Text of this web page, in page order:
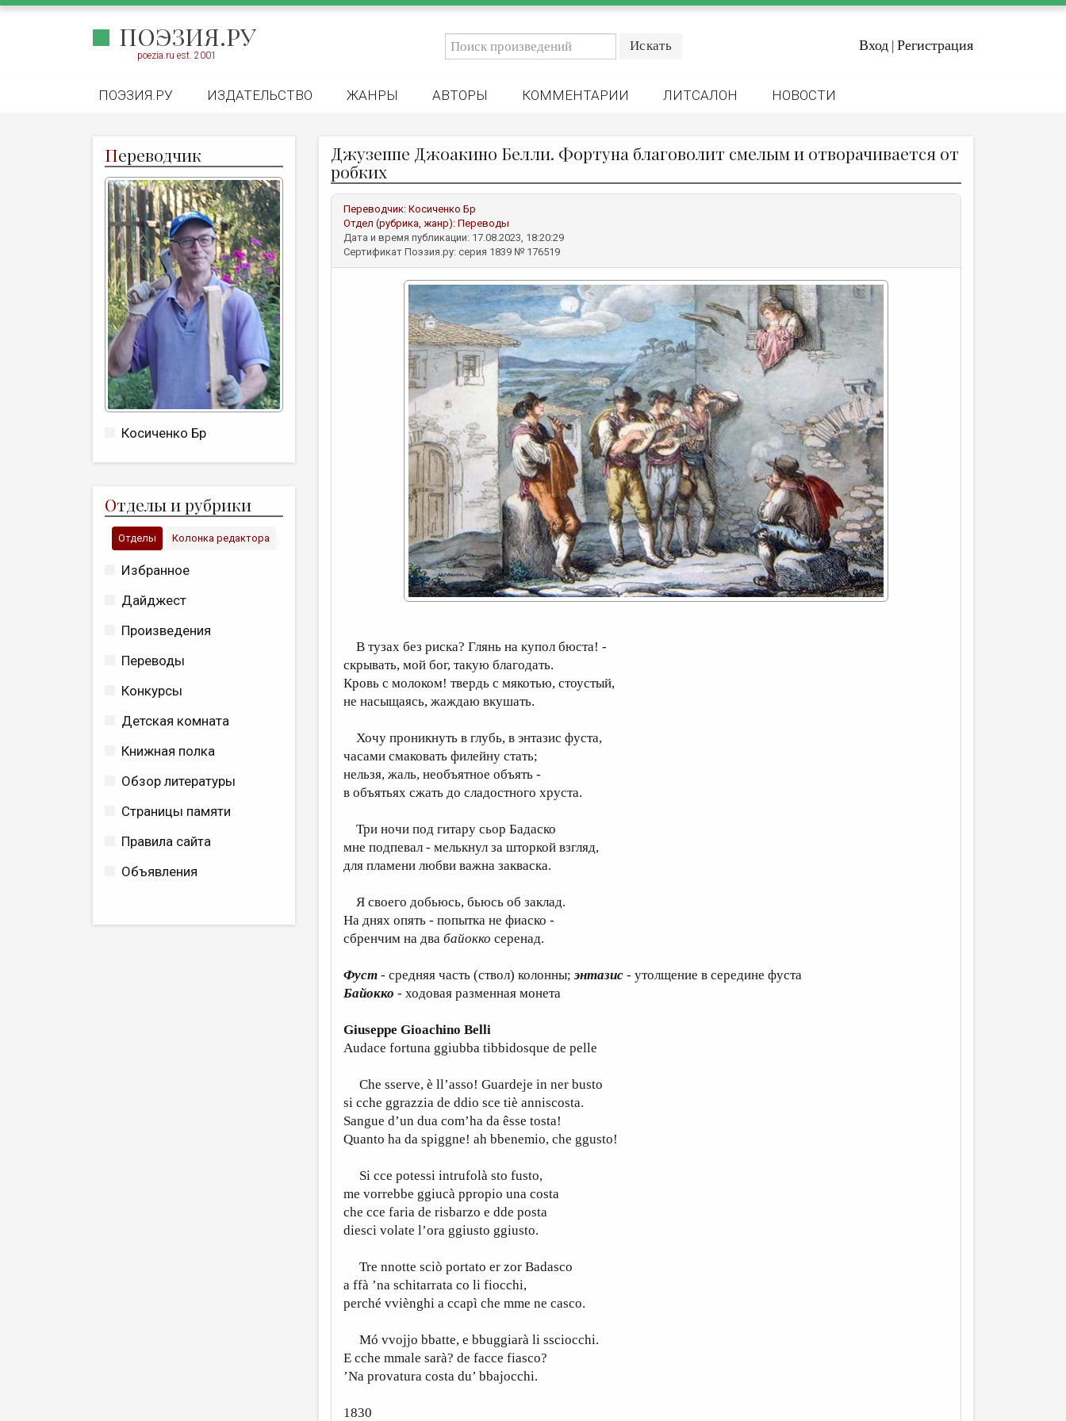
ПОЭЗИЯ.РУ
poezia.ru est. 2001
Вход | Регистрация
ПОЭЗИЯ.РУ ИЗДАТЕЛЬСТВО ЖАНРЫ АВТОРЫ КОММЕНТАРИИ ЛИТСАЛОН НОВОСТИ
Переводчик
Косиченко Бр
Отделы и рубрики
Отделы Колонка редактора
Избранное
Дайджест
Произведения
Переводы
Конкурсы
Детская комната
Книжная полка
Обзор литературы
Страницы памяти
Правила сайта
Объявления
Джузеппе Джоакино Белли. Фортуна благоволит смелым и отворачивается от
робких
Переводчик: Косиченко Бр
Отдел (рубрика, жанр): Переводы
Дата и время публикации: 17.08.2023, 18:20:29
Сертификат Поэзия.ру: серия 1839 № 176519
В тузах без риска? Глянь на купол бюста! -
скрывать, мой бог, такую благодать.
Кровь с молоком! твердь c мякотью, стоустый,
не насыщаясь, жаждаю вкушать.
Хочу проникнуть в глубь, в энтазис фуста,
часами смаковать филейну стать;
нельзя, жаль, необъятное объять -
в объятьях сжать до сладостного хруста.
Три ночи под гитару сьор Бадаско
мне подпевал - мелькнул за шторкой взгляд,
для пламени любви важна закваска.
Я своего добьюсь, бьюсь об заклад.
На днях опять - попытка не фиаско -
сбренчим на два байокко серенад.
Фуст - средняя часть (ствол) колонны;энтазис - утолщение в середине фуста
Байокко - ходовая разменная монета
Giuseppe Gioachino Belli
Audace fortuna ggiubba tibbidosque de pelle
Che sserve, è ll’asso! Guardeje in ner busto
si cche ggrazzia de ddio sce tiè anniscosta.
Sangue d’un dua com’ha da êsse tosta!
Quanto ha da spiggne! ah bbenemio, che ggusto!
Si cce potessi intrufolà sto fusto,
me vorrebbe ggiucà ppropio una costa
che cce faria de risbarzo e dde posta
diesci volate l’ora ggiusto ggiusto.
Tre nnotte sciò portato er zor Badasco
a ffà ’na schitarrata co li fiocchi,
perché vviènghi a ccapì che mme ne casco.
Mó vvojjo bbatte, e bbuggiarà li ssciocchi.
E cche mmale sarà? de facce fiasco?
’Na provatura costa du’ bbajocchi.
1830